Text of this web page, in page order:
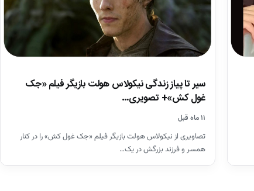
سیر تا پیاز زندگی نیکولاس هولت بازیگر فیلم «جک
غول کش»+ تصویری…
۱۱ ماه قبل
تصاویری از نیکولاس هولت بازیگر فیلم «جک غول کش» را در کنار
همسر و فرزند بزرگش در یک…